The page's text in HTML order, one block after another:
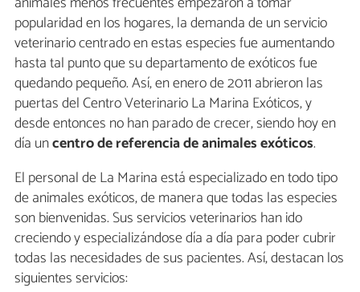
popularidad en los hogares, la demanda de un servicio
veterinario centrado en estas especies fue aumentando
hasta tal punto que su departamento de exóticos fue
quedando pequeño. Así, en enero de 2011 abrieron las
puertas del Centro Veterinario La Marina Exóticos, y
desde entonces no han parado de crecer, siendo hoy en
día uncentro de referencia de animales exóticos.
El personal de La Marina está especializado en todo tipo
de animales exóticos, de manera que todas las especies
son bienvenidas. Sus servicios veterinarios han ido
creciendo y especializándose día a día para poder cubrir
todas las necesidades de sus pacientes. Así, destacan los
siguientes servicios: